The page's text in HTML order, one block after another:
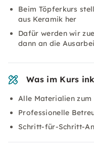
Beim Töpferkurs
aus Keramik her
Dafür werden wir
dann an die
Was im Kurs
Alle Materialien zum
Professionelle
Schritt-für-Schritt-